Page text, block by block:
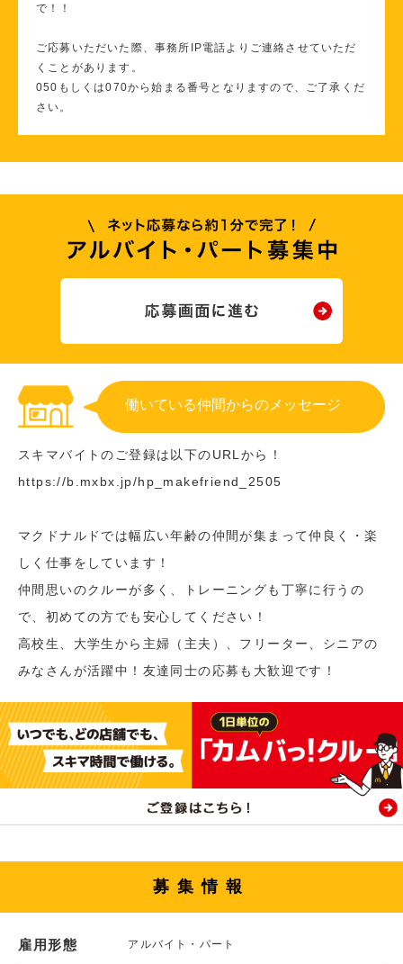
で！！
ご応募いただいた際、事務所IP電話よりご連絡させていただ
くことがあります。
050もしくは070から始まる番号となりますので、ご了承くだ
さい。
働いている仲間からのメッセージ
スキマバイトのご登録は以下のURLから！
https://b.mxbx.jp/hp_makefriend_2505
マクドナルドでは幅広い年齢の仲間が集まって仲良く・楽
しく仕事をしています！
仲間思いのクルーが多く、トレーニングも丁寧に行うの
で、初めての方でも安心してください！
高校生、大学生から主婦（主夫）、フリーター、シニアの
みなさんが活躍中！友達同士の応募も大歓迎です！
募集情報
雇用形態 アルバイト・パート